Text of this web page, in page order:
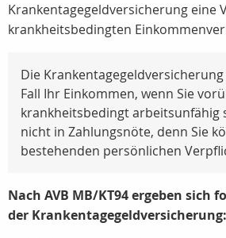
Krankentagegeldversicherung eine
krankheitsbedingten
Die
Fall Ihr Einkommen, wenn Sie
krankheitsbedingt arbeitsunfähig
nicht in Zahlungsnöte, denn Sie
bestehenden persönlichen
Nach AVB MB/KT94 ergeben sich
der Krankentagegeldversicherung: